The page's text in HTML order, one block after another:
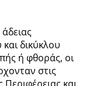
δικύκλου
ή φθοράς, οι
στις